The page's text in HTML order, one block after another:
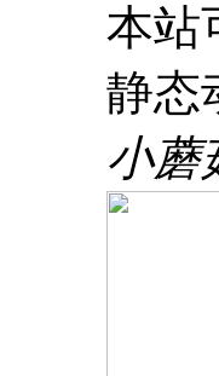
本站
静态
小蘑